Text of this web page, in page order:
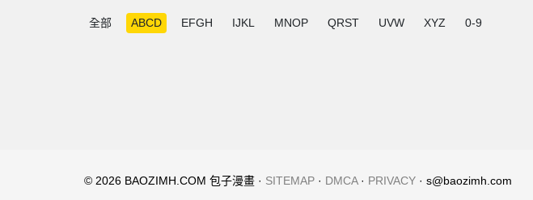
全部 ABCD EFGH IJKL MNOP QRST UVW XYZ 0-9
© 2026 BAOZIMH.COM 包子漫畫 · SITEMAP · DMCA· PRIVACY · s@baozimh.com